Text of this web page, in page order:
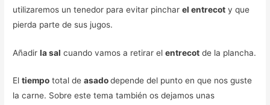
utilizaremos un tenedor para evitar pincharel entrecot y que
pierda parte de sus jugos.
Añadirla sal cuando vamos a retirar elentrecot de la plancha.
Eltiempo total deasadodepende del punto en que nos guste
la carne. Sobre este tema también os dejamos unas